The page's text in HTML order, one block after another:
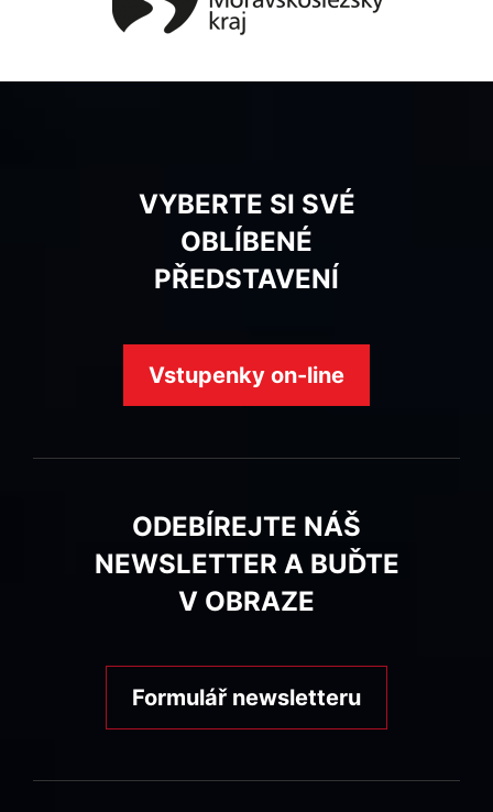
VYBERTE SI SVÉ
OBLÍBENÉ
PŘEDSTAVENÍ
Vstupenky on-line
ODEBÍREJTE NÁŠ
NEWSLETTER A BUĎTE
V OBRAZE
Formulář newsletteru